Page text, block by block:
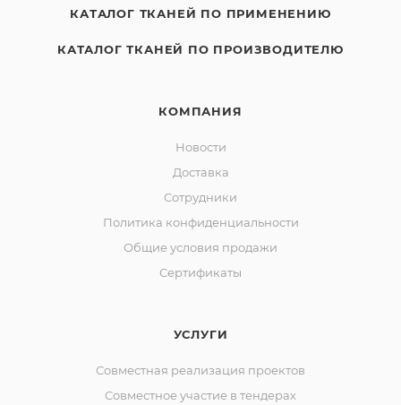
КАТАЛОГ ТКАНЕЙ ПО ПРИМЕНЕНИЮ
КАТАЛОГ ТКАНЕЙ ПО ПРОИЗВОДИТЕЛЮ
КОМПАНИЯ
Новости
Доставка
Сотрудники
Политика конфиденциальности
Общие условия продажи
Сертификаты
УСЛУГИ
Совместная реализация проектов
Совместное участие в тендерах